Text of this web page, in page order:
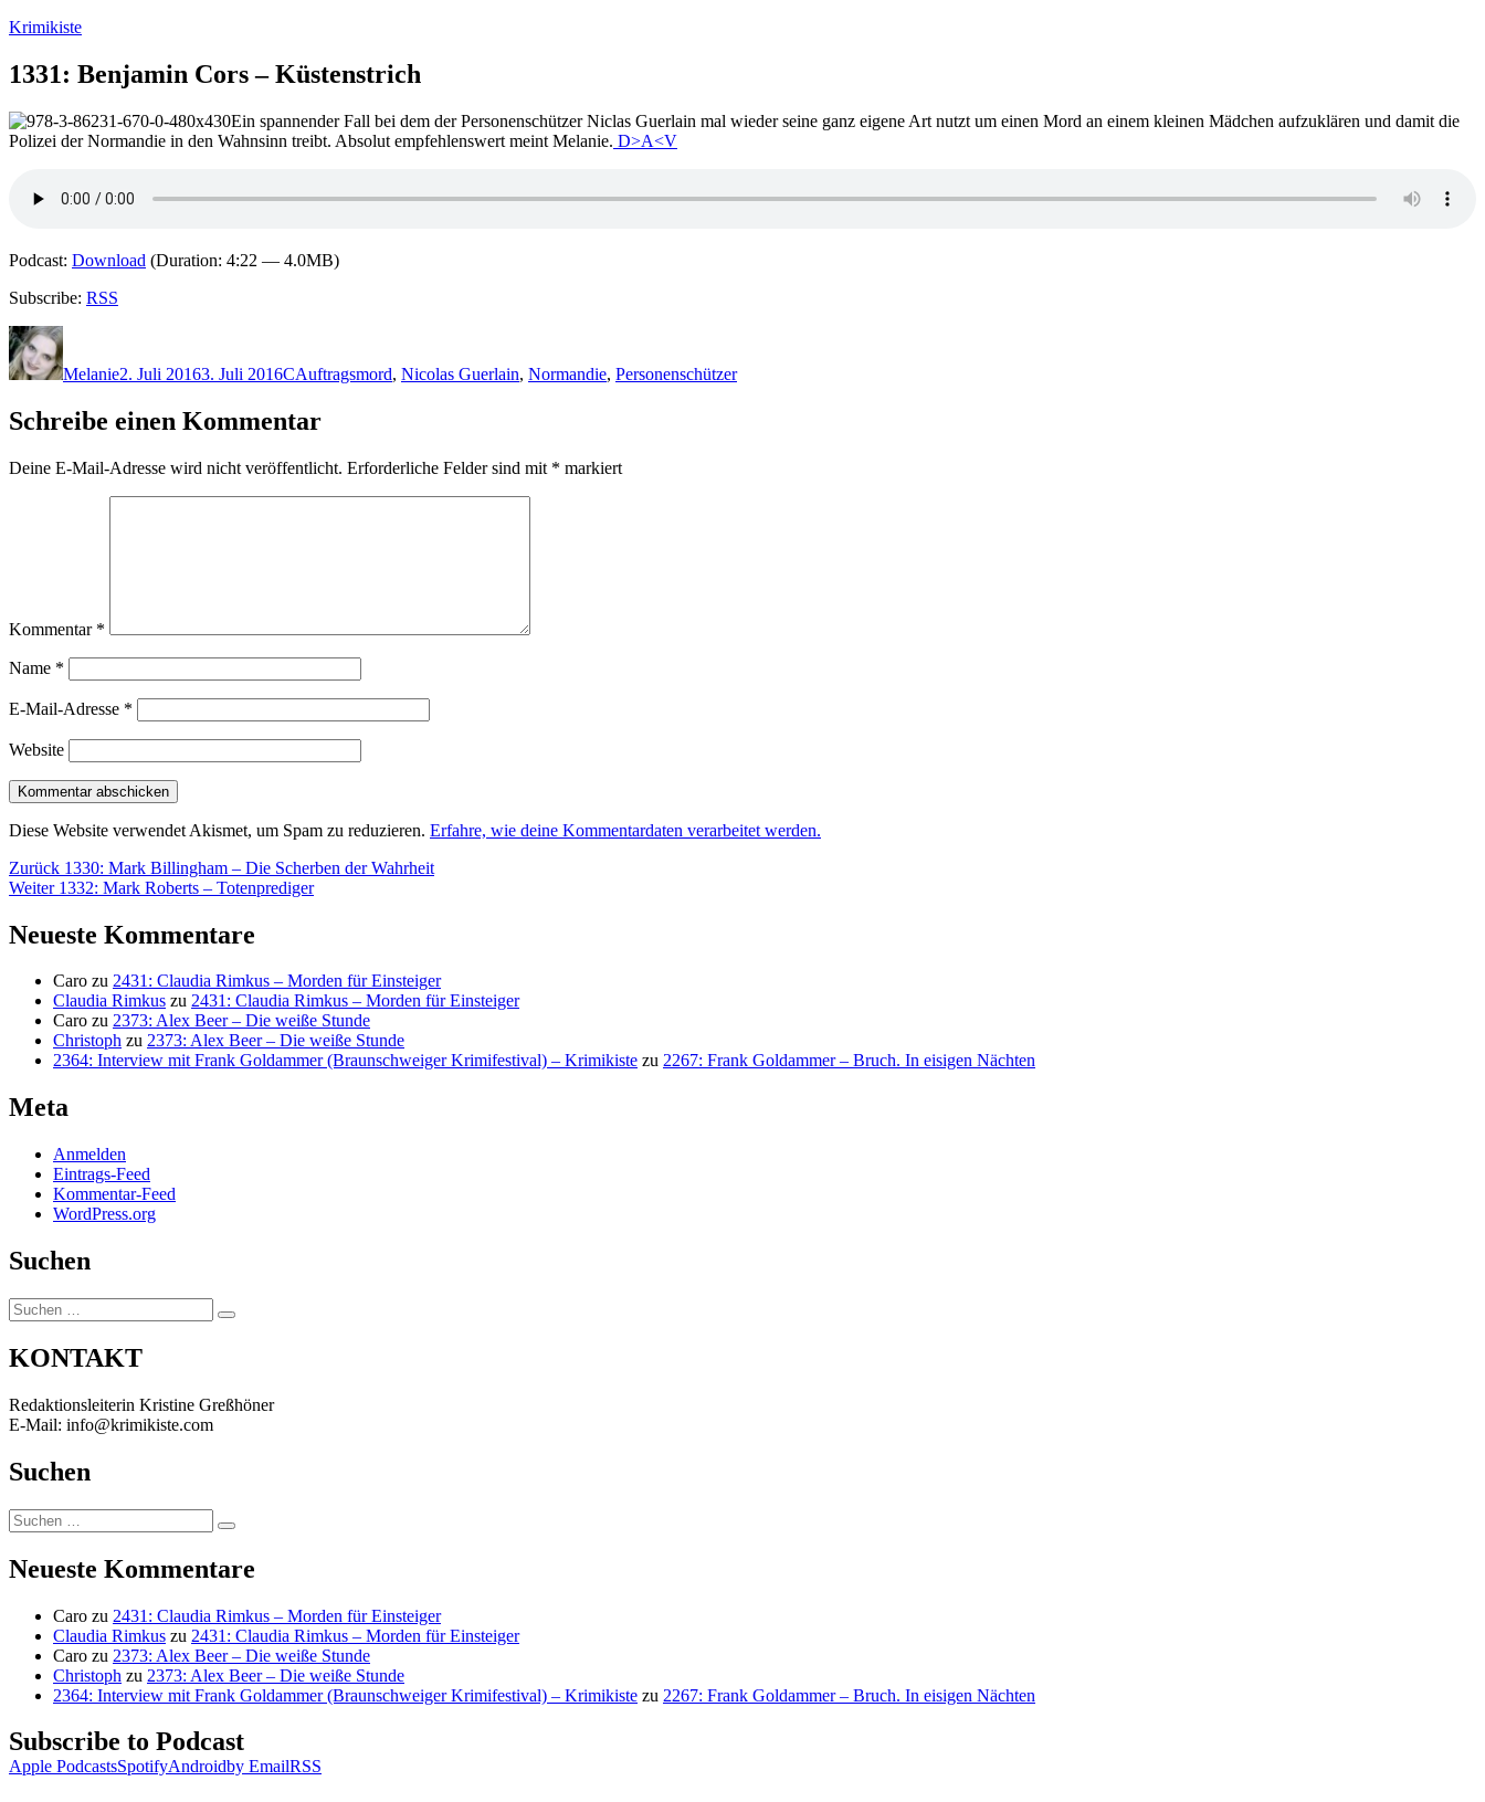
Zum
springen
Krimikiste
1331: Benjamin Cors – Küstenstrich
Ein spannender Fall bei dem der Personenschützer Niclas Guerlain mal wieder seine ganz eigene Art nutzt um einen Mord an einem kleinen Mädchen aufzuklären und damit die
Polizei der Normandie in den Wahnsinn treibt. Absolut empfehlenswert meint Melanie. D>A<V
Podcast: Download (Duration: 4:22 — 4.0MB)
Subscribe: RSS
Autor
Melanie2. Juli 20163. Juli 2016CAuftragsmord, Nicolas Guerlain, Normandie, Personenschützer
Schreibe einen Kommentar
Deine E-Mail-Adresse wird nicht veröffentlicht. Erforderliche Felder sind mit * markiert
Kommentar *
Name *
E-Mail-Adresse *
Website
Diese Website verwendet Akismet, um Spam zu reduzieren. Erfahre, wie deine Kommentardaten verarbeitet werden.
Beitragsnavigation
Zurück Vorheriger
Beitrag:
1330: Mark Billingham – Die Scherben der Wahrheit
Weiter Nächster
1332: Mark Roberts – Totenprediger
Neueste Kommentare
Caro zu 2431: Claudia Rimkus – Morden für Einsteiger
Claudia Rimkus zu 2431: Claudia Rimkus – Morden für Einsteiger
Caro zu 2373: Alex Beer – Die weiße Stunde
Christoph zu 2373: Alex Beer – Die weiße Stunde
2364: Interview mit Frank Goldammer (Braunschweiger Krimifestival) – Krimikiste zu 2267: Frank Goldammer – Bruch. In eisigen Nächten
Meta
Anmelden
Eintrags-Feed
Kommentar-Feed
WordPress.org
Suchen
Suchen
nach:
Suchen
KONTAKT
Redaktionsleiterin Kristine Greßhöner
E-Mail: info@krimikiste.com
Suchen
Suchen
nach:
Suchen
Neueste Kommentare
Caro zu 2431: Claudia Rimkus – Morden für Einsteiger
Claudia Rimkus zu 2431: Claudia Rimkus – Morden für Einsteiger
Caro zu 2373: Alex Beer – Die weiße Stunde
Christoph zu 2373: Alex Beer – Die weiße Stunde
2364: Interview mit Frank Goldammer (Braunschweiger Krimifestival) – Krimikiste zu 2267: Frank Goldammer – Bruch. In eisigen Nächten
Subscribe to Podcast
Apple PodcastsSpotifyAndroidby EmailRSS